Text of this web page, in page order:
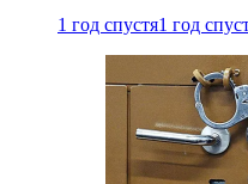
1 год спустя1 год